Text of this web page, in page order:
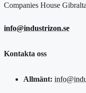
Companies House
info@industrizon.se
Kontakta oss
Allmänt: